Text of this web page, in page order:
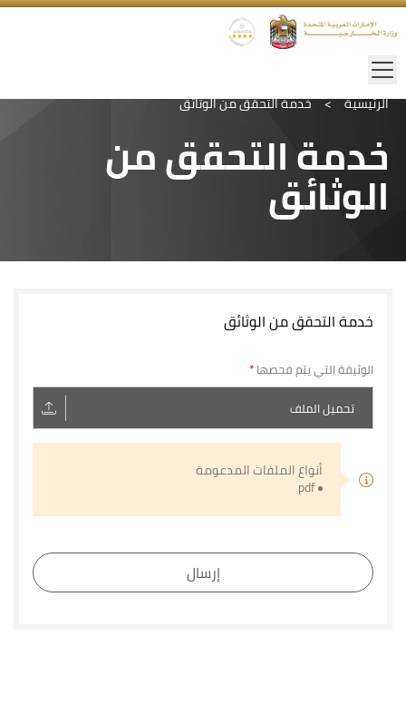
الرئيسية > خدمة التحقق من الوثائق
خدمة التحقق من
الوثائق
خدمة التحقق من الوثائق
الوثيقة التي يتم فحصها
تحميل الملف
أنواع الملفات المدعومة
pdf